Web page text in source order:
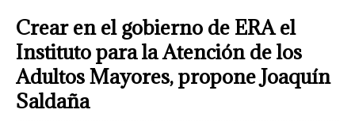
Crear en el gobierno de ERA el
Instituto para la Atención de los
Adultos Mayores, propone Joaquín
Saldaña